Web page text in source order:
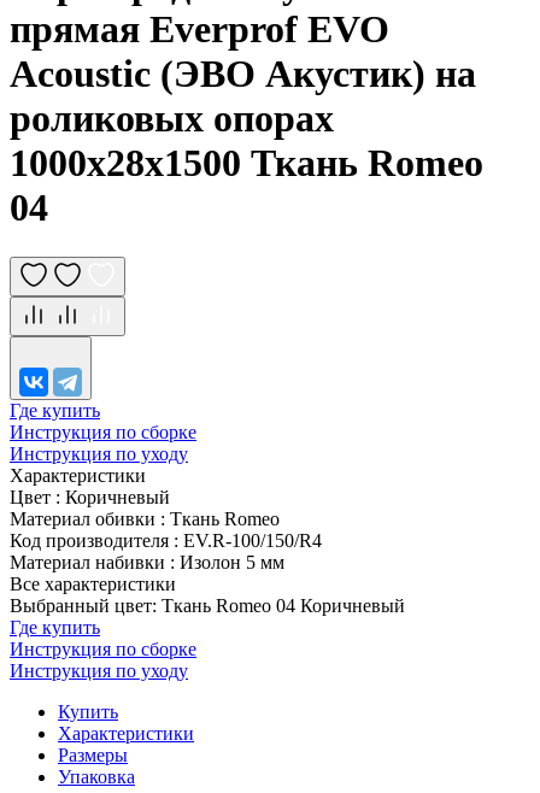
прямая Everprof EVO
Acoustic (ЭВО Акустик) на
роликовых опорах
1000х28х1500 Ткань Romeo
04
Где купить
Инструкция по сборке
Инструкция по уходу
Характеристики
Цвет : Коричневый
Материал обивки : Ткань Romeo
Код производителя : EV.R-100/150/R4
Материал набивки : Изолон 5 мм
Все характеристики
Выбранный цвет: Ткань Romeo 04 Коричневый
Где купить
Инструкция по сборке
Инструкция по уходу
Купить
Характеристики
Размеры
Упаковка